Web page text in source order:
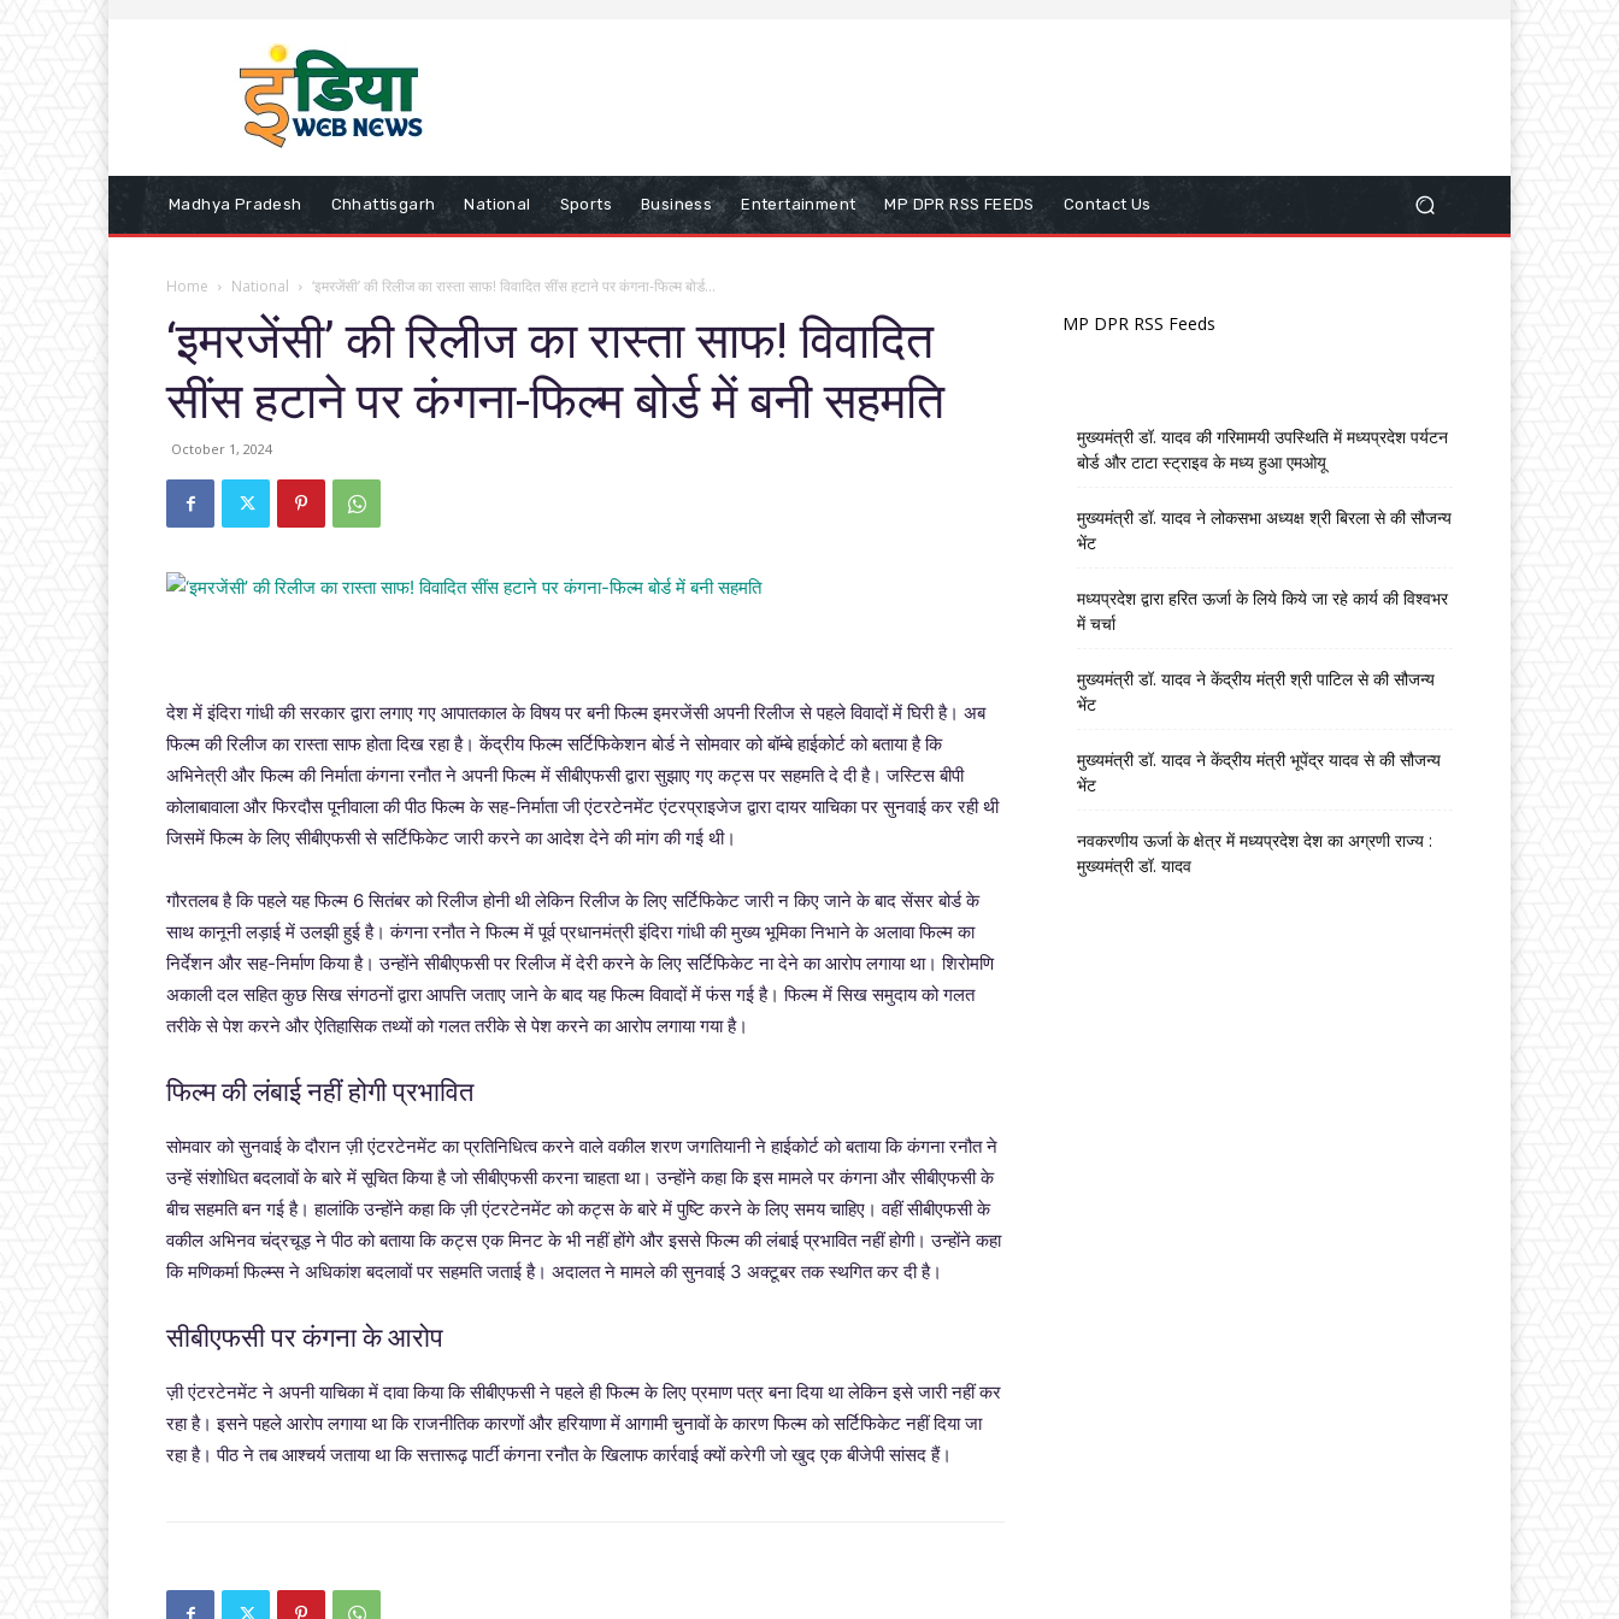
Madhya Pradesh Chhattisgarh National Sports Business Entertainment MP DPR RSS FEEDS Contact Us
Home National ‘इमरजेंसी’ की रिलीज का रास्ता साफ! विवादित सींस हटाने पर कंगना-फिल्म बोर्ड...
‘इमरजेंसी’ की रिलीज का रास्ता साफ! विवादित
सींस हटाने पर कंगना-फिल्म बोर्ड में बनी सहमति
October 1, 2024
देश में इंदिरा गांधी की सरकार द्वारा लगाए गए आपातकाल के विषय पर बनी फिल्म इमरजेंसी अपनी रिलीज से पहले विवादों में घिरी है। अब
फिल्म की रिलीज का रास्ता साफ होता दिख रहा है। केंद्रीय फिल्म सर्टिफिकेशन बोर्ड ने सोमवार को बॉम्बे हाईकोर्ट को बताया है कि
अभिनेत्री और फिल्म की निर्माता कंगना रनौत ने अपनी फिल्म में सीबीएफसी द्वारा सुझाए गए कट्स पर सहमति दे दी है। जस्टिस बीपी
कोलाबावाला और फिरदौस पूनीवाला की पीठ फिल्म के सह-निर्माता जी एंटरटेनमेंट एंटरप्राइजेज द्वारा दायर याचिका पर सुनवाई कर रही थी
जिसमें फिल्म के लिए सीबीएफसी से सर्टिफिकेट जारी करने का आदेश देने की मांग की गई थी।
गौरतलब है कि पहले यह फिल्म 6 सितंबर को रिलीज होनी थी लेकिन रिलीज के लिए सर्टिफिकेट जारी न किए जाने के बाद सेंसर बोर्ड के
साथ कानूनी लड़ाई में उलझी हुई है। कंगना रनौत ने फिल्म में पूर्व प्रधानमंत्री इंदिरा गांधी की मुख्य भूमिका निभाने के अलावा फिल्म का
निर्देशन और सह-निर्माण किया है। उन्होंने सीबीएफसी पर रिलीज में देरी करने के लिए सर्टिफिकेट ना देने का आरोप लगाया था। शिरोमणि
अकाली दल सहित कुछ सिख संगठनों द्वारा आपत्ति जताए जाने के बाद यह फिल्म विवादों में फंस गई है। फिल्म में सिख समुदाय को गलत
तरीके से पेश करने और ऐतिहासिक तथ्यों को गलत तरीके से पेश करने का आरोप लगाया गया है।
फिल्म की लंबाई नहीं होगी प्रभावित
सोमवार को सुनवाई के दौरान ज़ी एंटरटेनमेंट का प्रतिनिधित्व करने वाले वकील शरण जगतियानी ने हाईकोर्ट को बताया कि कंगना रनौत ने
उन्हें संशोधित बदलावों के बारे में सूचित किया है जो सीबीएफसी करना चाहता था। उन्होंने कहा कि इस मामले पर कंगना और सीबीएफसी के
बीच सहमति बन गई है। हालांकि उन्होंने कहा कि ज़ी एंटरटेनमेंट को कट्स के बारे में पुष्टि करने के लिए समय चाहिए। वहीं सीबीएफसी के
वकील अभिनव चंद्रचूड़ ने पीठ को बताया कि कट्स एक मिनट के भी नहीं होंगे और इससे फिल्म की लंबाई प्रभावित नहीं होगी। उन्होंने कहा
कि मणिकर्मा फिल्म्स ने अधिकांश बदलावों पर सहमति जताई है। अदालत ने मामले की सुनवाई 3 अक्टूबर तक स्थगित कर दी है।
सीबीएफसी पर कंगना के आरोप
ज़ी एंटरटेनमेंट ने अपनी याचिका में दावा किया कि सीबीएफसी ने पहले ही फिल्म के लिए प्रमाण पत्र बना दिया था लेकिन इसे जारी नहीं कर
रहा है। इसने पहले आरोप लगाया था कि राजनीतिक कारणों और हरियाणा में आगामी चुनावों के कारण फिल्म को सर्टिफिकेट नहीं दिया जा
रहा है। पीठ ने तब आश्चर्य जताया था कि सत्तारूढ़ पार्टी कंगना रनौत के खिलाफ कार्रवाई क्यों करेगी जो खुद एक बीजेपी सांसद हैं।
MP DPR RSS Feeds
मुख्यमंत्री डॉ. यादव की गरिमामयी उपस्थिति में मध्यप्रदेश पर्यटन
बोर्ड और टाटा स्ट्राइव के मध्य हुआ एमओयू
मुख्यमंत्री डॉ. यादव ने लोकसभा अध्यक्ष श्री बिरला से की सौजन्य
भेंट
मध्यप्रदेश द्वारा हरित ऊर्जा के लिये किये जा रहे कार्य की विश्वभर
में चर्चा
मुख्यमंत्री डॉ. यादव ने केंद्रीय मंत्री श्री पाटिल से की सौजन्य
भेंट
मुख्यमंत्री डॉ. यादव ने केंद्रीय मंत्री भूपेंद्र यादव से की सौजन्य
भेंट
नवकरणीय ऊर्जा के क्षेत्र में मध्यप्रदेश देश का अग्रणी राज्य :
मुख्यमंत्री डॉ. यादव